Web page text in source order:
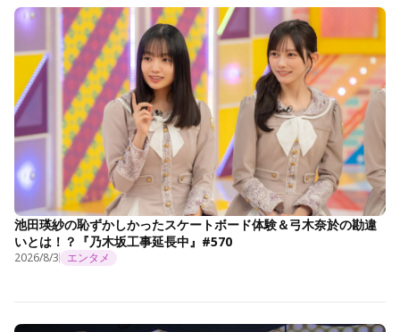
池田瑛紗の恥ずかしかったスケートボード体験＆弓木奈於の勘違
いとは！？『乃木坂工事延長中』#570
2026/8/3 エンタメ